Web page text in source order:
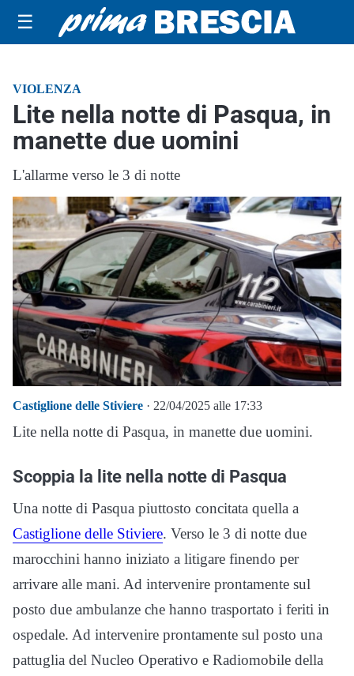
☰
VIOLENZA
Lite nella notte di Pasqua, in
manette due uomini
L'allarme verso le 3 di notte
Castiglione delle Stiviere · 22/04/2025 alle 17:33
Lite nella notte di Pasqua, in manette due uomini.
Scoppia la lite nella notte di Pasqua
Una notte di Pasqua piuttosto concitata quella a
Castiglione delle Stiviere. Verso le 3 di notte due
marocchini hanno iniziato a litigare finendo per
arrivare alle mani. Ad intervenire prontamente sul
posto due ambulanze che hanno trasportato i feriti in
ospedale. Ad intervenire prontamente sul posto una
pattuglia del Nucleo Operativo e Radiomobile della